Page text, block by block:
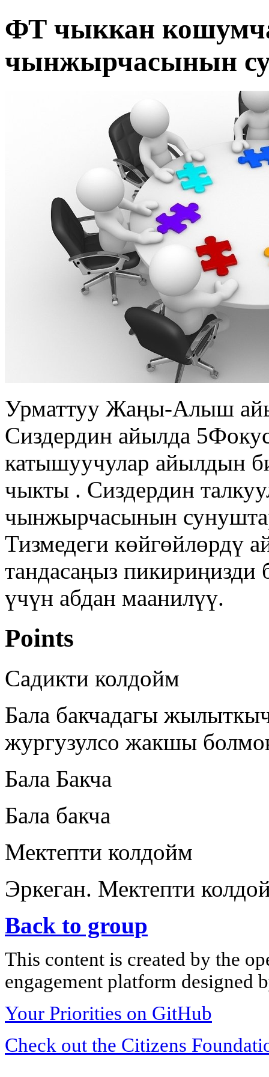
ФТ чыккан
чынжырчасынын
Урматтуу Жаңы-Алыш
Сиздердин айылда
катышуучулар айылдын
чыкты . Сиздердин
чынжырчасынын
Тизмедеги көйгөйлөрдү
тандасаңыз
үчүн абдан маанилүү.
Points
Садикти колдойм
Бала бакчадагы
жургузулсо жакшы
Бала Бакча
Бала бакча
Мектепти колдойм
Эркеган. Мектепти
Back to group
This content is created by the
engagement platform designed
Your Priorities on GitHub
Check out the Citizens